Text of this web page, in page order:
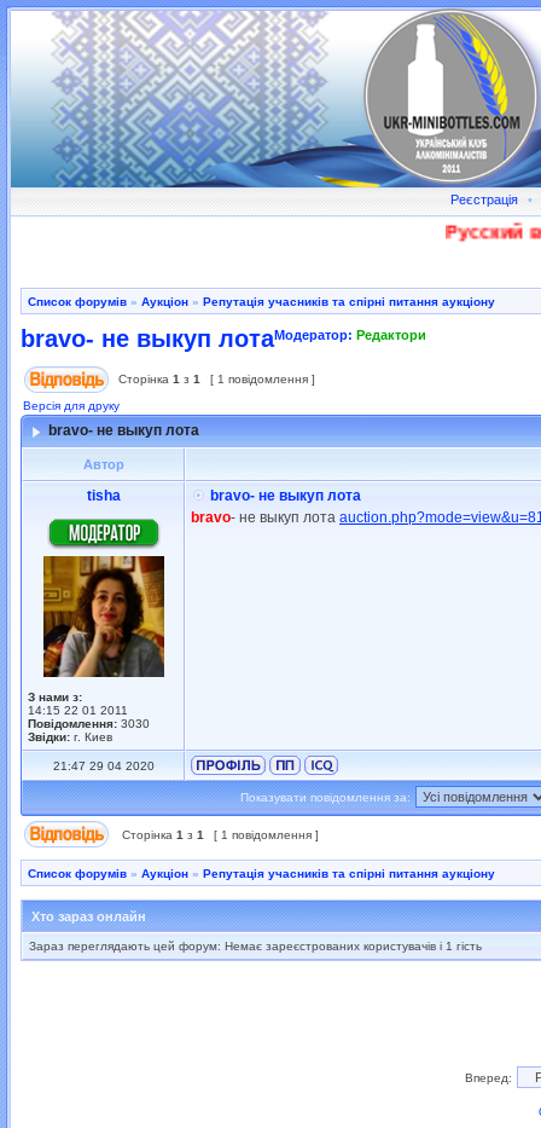
Реєстрація •
Русский
Список форумів » Аукціон » Репутація учасників та спірні питання аукціону
bravo- не выкуп лотаМодератор: Редактори
Сторінка 1 з 1
[ 1 повідомлення ]
Версія для друку
bravo- не выкуп лота
Автор
tisha
З нами з:
14:15 22 01 2011
Повідомлення: 3030
Звідки: г. Киев
bravo- не выкуп лота
bravo- не выкуп лота
21:47 29 04 2020
Показувати повідомлення за:
Сторінка 1 з 1 [ 1 повідомлення ]
Список форумів » Аукціон » Репутація учасників та спірні питання аукціону
Хто зараз онлайн
Зараз переглядають цей форум: Немає зареєстрованих користувачів і 1 гість
Вперед: